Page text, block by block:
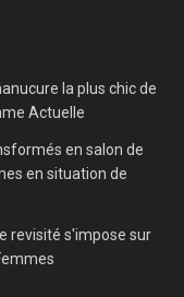
la plus chic de
Actuelle
en salon de
en situation de
revisité s'impose sur